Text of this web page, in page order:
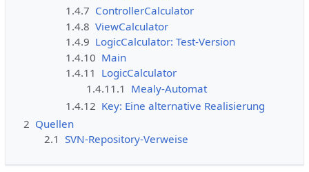
1.4.7 ControllerCalculator
1.4.8 ViewCalculator
1.4.9 LogicCalculator: Test-Version
1.4.10 Main
1.4.11 LogicCalculator
1.4.11.1 Mealy-Automat
1.4.12 Key: Eine alternative Realisierung
2 Quellen
2.1 SVN-Repository-Verweise